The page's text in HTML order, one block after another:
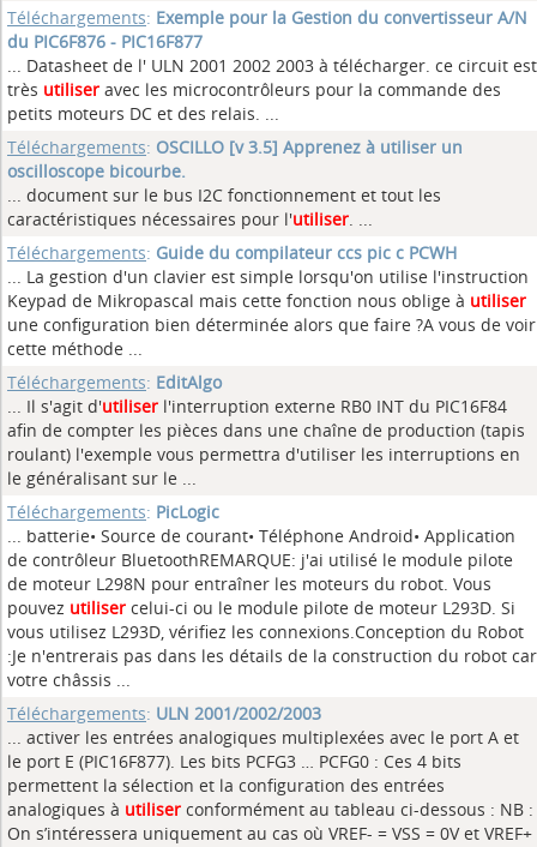
Téléchargements: Exemple pour la Gestion du convertisseur A/N
du PIC6F876 - PIC16F877
... Datasheet de l' ULN 2001 2002 2003 à télécharger. ce circuit est
très utiliser avec les microcontrôleurs pour la commande des
petits moteurs DC et des relais. ...
Téléchargements: OSCILLO [v 3.5] Apprenez à utiliser un
oscilloscope bicourbe.
... document sur le bus I2C fonctionnement et tout les
caractéristiques nécessaires pour l'utiliser. ...
Téléchargements: Guide du compilateur ccs pic c PCWH
... La gestion d'un clavier est simple lorsqu'on utilise l'instruction
Keypad de Mikropascal mais cette fonction nous oblige à utiliser
une configuration bien déterminée alors que faire ?A vous de voir
cette méthode ...
Téléchargements: EditAlgo
... Il s'agit d'utiliser l'interruption externe RB0 INT du PIC16F84
afin de compter les pièces dans une chaîne de production (tapis
roulant) l'exemple vous permettra d'utiliser les interruptions en
le généralisant sur le ...
Téléchargements: PicLogic
... batterie• Source de courant• Téléphone Android• Application
de contrôleur BluetoothREMARQUE: j'ai utilisé le module pilote
de moteur L298N pour entraîner les moteurs du robot. Vous
pouvez utiliser celui-ci ou le module pilote de moteur L293D. Si
vous utilisez L293D, vérifiez les connexions.Conception du Robot
:Je n'entrerais pas dans les détails de la construction du robot car
votre châssis ...
Téléchargements: ULN 2001/2002/2003
... activer les entrées analogiques multiplexées avec le port A et
le port E (PIC16F877). Les bits PCFG3 … PCFG0 : Ces 4 bits
permettent la sélection et la configuration des entrées
analogiques à utiliser conformément au tableau ci-dessous : NB :
On s’intéressera uniquement au cas où VREF- = VSS = 0V et VREF+